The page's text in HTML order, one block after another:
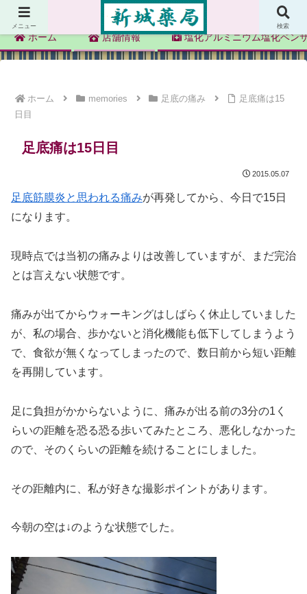
新城薬局
ホーム 店舗情報 塩化アルミニウム塩化ベン
ホーム memories 足底の痛み
足底痛は15
日目
足底痛は15日目
2015.05.07
足底筋膜炎と思われる痛みが再発してから、今日で15日
になります。
現時点では当初の痛みよりは改善していますが、まだ完治
とは言えない状態です。
痛みが出てからウォーキングはしばらく休止していました
が、私の場合、歩かないと消化機能も低下してしまうよう
で、食欲が無くなってしまったので、数日前から短い距離
を再開しています。
足に負担がかからないように、痛みが出る前の3分の1く
らいの距離を恐る恐る歩いてみたところ、悪化しなかった
ので、そのくらいの距離を続けることにしました。
その距離内に、私が好きな撮影ポイントがあります。
今朝の空は↓のような状態でした。
メニュー 検索